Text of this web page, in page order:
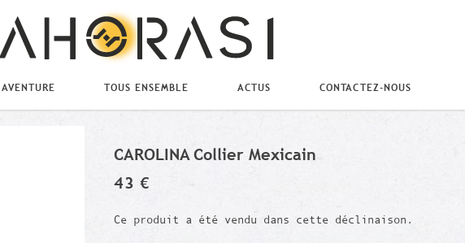
TOUS ENSEMBLE ACTUS CONTACTEZ-NOUS
CAROLINA Collier Mexicain
43 €
Ce produit a été vendu dans cette déclinaison.